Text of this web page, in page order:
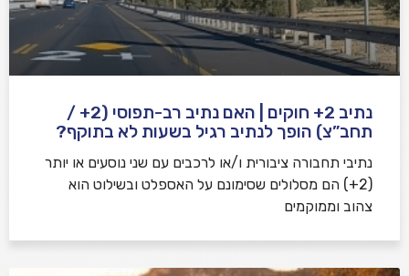
נתיב 2+ חוקים | האם נתיב רב-תפוסי (2+ /
תחב”צ) הופך לנתיב רגיל בשעות לא בתוקף?
נתיבי תחבורה ציבורית ו/או לרכבים עם שני נוסעים או יותר
(2+) הם מסלולים שסימונם על האספלט ובשילוט הוא
צהוב וממוקמים